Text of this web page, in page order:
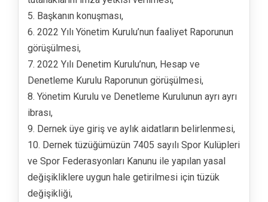
5. Başkanın konuşması,
6. 2022 Yılı Yönetim Kurulu’nun faaliyet Raporunun
görüşülmesi,
7. 2022 Yılı Denetim Kurulu’nun, Hesap ve
Denetleme Kurulu Raporunun görüşülmesi,
8. Yönetim Kurulu ve Denetleme Kurulunun ayrı ayrı
ibrası,
9. Dernek üye giriş ve aylık aidatların belirlenmesi,
10. Dernek tüzüğümüzün 7405 sayılı Spor Kulüpleri
ve Spor Federasyonları Kanunu ile yapılan yasal
değişikliklere uygun hale getirilmesi için tüzük
değişikliği,